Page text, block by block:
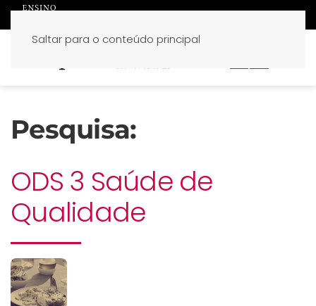
Saltar para o conteúdo principal
Pesquisa:
ODS 3 Saúde de
Qualidade